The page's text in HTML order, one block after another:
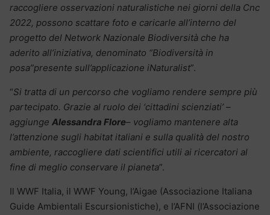
raccogliere osservazioni naturalistiche nei giorni della Cnc
2022, possono scattare foto e caricarle all’interno del
progetto del Network Nazionale Biodiversità che ha
aderito all’iniziativa, denominato “Biodiversità in
posa”presente sull’applicazione iNaturalist”.
“Si tratta di un percorso che vogliamo rendere sempre più
partecipato. Grazie al ruolo dei ‘cittadini scienziati’ –
aggiunge Alessandra Flore– vogliamo mantenere alta
l’attenzione sugli habitat italiani e sulla qualità del nostro
ambiente, raccogliere dati scientifici utili ai ricercatori al
fine di meglio conservare il pianeta”.
Il WWF Italia, il WWF Young, l’Aigae (Associazione Italiana
Guide Ambientali Escursionistiche), e l’AFNI (l’Associazione